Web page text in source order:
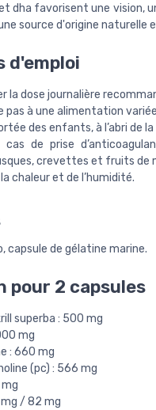
dha favorisent une vision,
source d'origine
d'emploi
la dose journalière
pas à une alimentation
des enfants, à l’abri de
cas de prise
crevettes et fruits de
chaleur et de l’humidité.
capsule de gélatine marine.
pour 2 capsules
superba : 500 mg
mg
: 660 mg
(pc) : 566 mg
mg / 82 mg